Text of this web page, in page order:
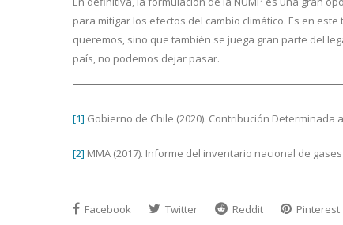
para mitigar los efectos del cambio climático. Es en
queremos, sino que también se juega gran parte del
país, no podemos dejar pasar.
[1] Gobierno de Chile (2020). Contribución Determinada
[2] MMA (2017). Informe del inventario nacional de
Facebook Twitter Reddit Pinterest